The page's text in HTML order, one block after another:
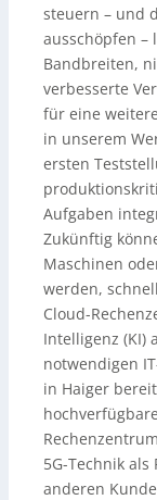
steuern – und
ausschöpfen –
Bandbreiten,
verbesserte
für eine
in unserem
ersten
Aufgaben
Zukünftig
Maschinen
werden,
Cloud-
Intelligenz (KI)
notwendigen
in Haiger
5G-Technik
anderen